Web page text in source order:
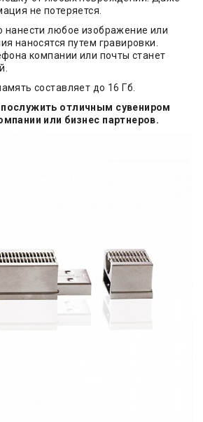
не потеряется.
нанести любое изображение или
наносятся путем гравировки.
компании или почты станет
составляет до 16 Гб.
отличным сувениром
или бизнес партнеров.